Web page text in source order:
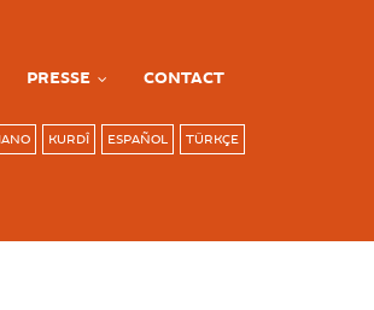
PRESSE CONTACT
KURDÎ ESPAÑOL TÜRKÇE